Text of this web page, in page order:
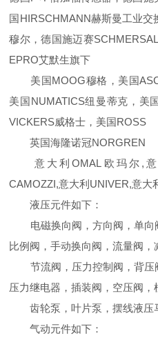
国HIRSCHMANN赫斯曼工业
穆尔，德国施迈赛
EPRO艾默生旗下
美国MOOG穆格，美国
美国NUMATICS纽曼蒂克，美
VICKERS威格士，美国ROSS
英国海隆诺冠NORGREN
意大利OMAL欧玛尔,意
CAMOZZI,意大利UNIVER,意
液压元件如下：
电磁换向阀，方向阀，单向
比例阀，手动换向阀，流量阀，
节流阀，压力控制阀，背压
压力继电器，插装阀，空压阀，
齿轮泵，叶片泵，摆线液压
气动元件如下：